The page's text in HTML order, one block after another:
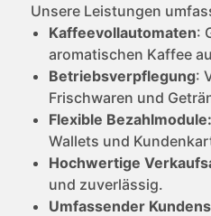
Unsere Leistungen
Kaffeevollautomaten:
aromatischen Kaffee
Betriebsverpflegung:
Frischwaren und
Flexible Bezahlmodule:
Wallets und
Hochwertige
und zuverlässig.
Umfassender